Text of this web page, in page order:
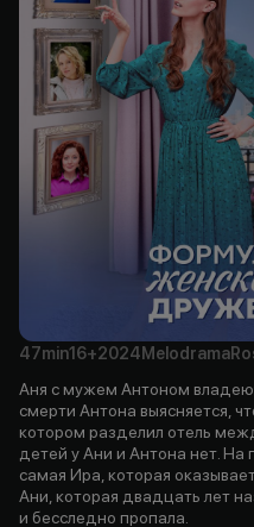
47min16+2024 Melodrama
Аня с мужем Антоном
смерти Антона выясняется,
котором разделил отель
детей у Ани и Антона нет. На
самая Ира, которая
Ани, которая двадцать лет
и бесследно пропала.